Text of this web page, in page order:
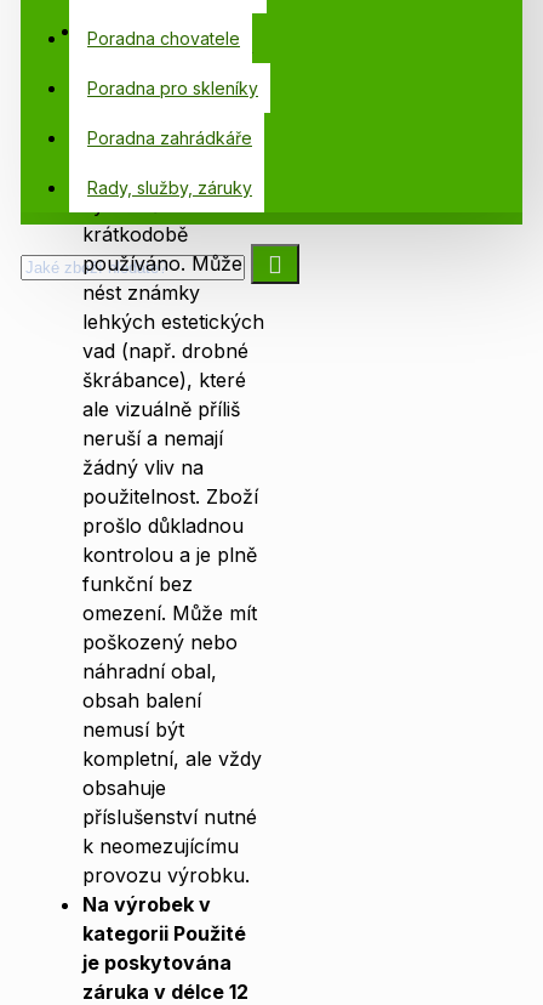
Poradna chovatele
Poradna pro skleníky
Poradna zahrádkáře
Rady, služby, záruky
Na výrobek v
je poskytována
měsíců.Zánovní
zboží mohlo být
vyzkoušeno nebo
krátkodobě
používáno. Může
nést známky
lehkých estetických
vad (např. drobné
škrábance), které
ale vizuálně příliš
neruší a nemají
žádný vliv na
použitelnost. Zboží
prošlo důkladnou
kontrolou a je plně
funkční bez
omezení. Může mít
poškozený nebo
náhradní obal,
obsah balení
nemusí být
kompletní, ale vždy
obsahuje
příslušenství nutné
k neomezujícímu
provozu výrobku.
Na výrobek v
kategorii Použité
je poskytována
záruka v délce 12